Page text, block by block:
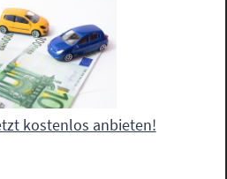
kostenlos anbieten!